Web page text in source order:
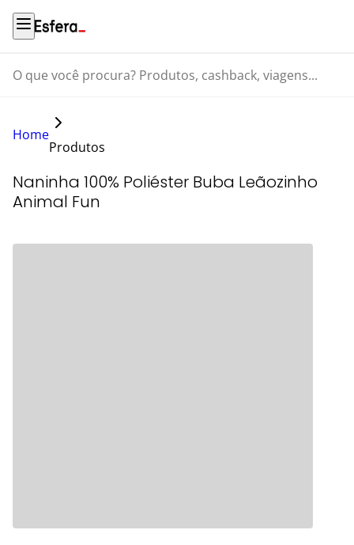
O que você procura? Produtos, cashback, viagens...
Home
Produtos
Naninha 100% Poliéster Buba Leãozinho
Animal Fun